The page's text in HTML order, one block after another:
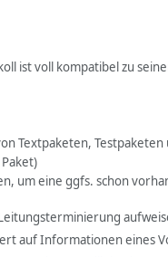
ist voll kompatibel zu
Textpaketen,
um eine ggfs. schon
auf Informationen eines